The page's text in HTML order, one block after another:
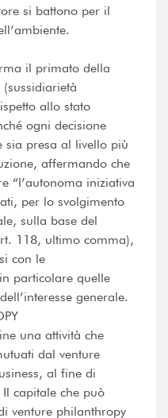
si battono per il
il primato della
allo stato
ogni decisione
sia presa al livello più
affermando che
“l’autonoma iniziativa
per lo svolgimento
sulla base del
118, ultimo comma),
con le
particolare quelle
generale.
una attività che
dal venture
al fine di
capitale che può
venture philanthropy